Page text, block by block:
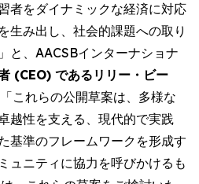
者をダイナミックな経済に対応
生み出し、社会的課題への取り
と、AACSBインターナショナ
(CEO) であるリリー・ビー
これらの公開草案は、多様な
越性を支える、現代的で実践
基準のフレームワークを形成す
ュニティに協力を呼びかけるも